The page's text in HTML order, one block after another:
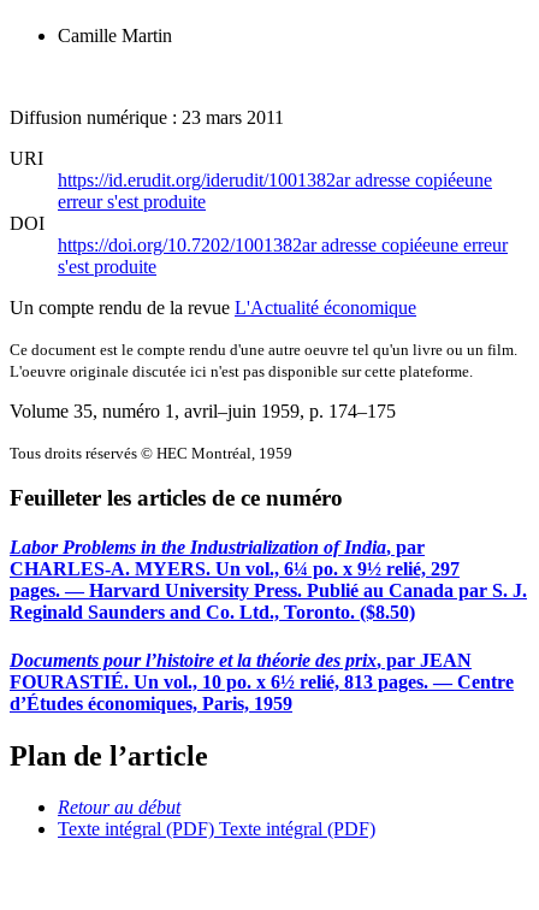
Camille Martin
Diffusion numérique : 23 mars 2011
URI
https://id.erudit.org/iderudit/1001382aradresse copiéeune
erreur s'est produite
DOI
https://doi.org/10.7202/1001382aradresse copiéeune erreur
s'est produite
Un compte rendu de la revue L'Actualité économique
Ce document est le compte rendu d'une autre oeuvre tel qu'un livre ou un film.
L'oeuvre originale discutée ici n'est pas disponible sur cette plateforme.
Volume 35, numéro 1, avril–juin 1959, p. 174–175
Tous droits réservés © HEC Montréal, 1959
Feuilleter les articles de ce numéro
Labor Problems in the Industrialization of India, par
CHARLES-A. MYERS. Un vol., 6¼ po. x 9½ relié, 297
pages. — Harvard University Press. Publié au Canada par S. J.
Reginald Saunders and Co. Ltd., Toronto. ($8.50)
Documents pour l’histoire et la théorie des prix, par JEAN
FOURASTIÉ. Un vol., 10 po. x 6½ relié, 813 pages. — Centre
d’Études économiques, Paris, 1959
Plan de l’article
Retour au début
Texte intégral (PDF) Texte intégral (PDF)